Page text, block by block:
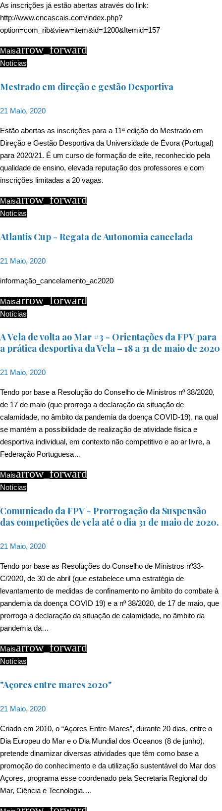
As inscrições já estão abertas através do link:
http://www.cncascais.com/index.php?
option=com_rib&view=item&id=1200&Itemid=157
Maisarrow_forward
Notícias
Mestrado em direção e gestão Desportiva
21 Maio, 2020
Estão abertas as inscrições para a 11ª edição do Mestrado em
Direção e Gestão Desportiva da Universidade de Évora (Portugal)
para 2020/21. É um curso de formação de elite, reconhecido pela
qualidade de ensino, elevada reputação dos professores e com
inscrições limitadas a 20 vagas.
Maisarrow_forward
Notícias
Atlantis Cup - Regata de Autonomia cancelada
21 Maio, 2020
informação_cancelamento_ac2020
Maisarrow_forward
Notícias
A Vela de volta ao Mar #3 - Orientações da FPV para
a prática desportiva da Vela – 18 a 31 de maio de 2020
21 Maio, 2020
Tendo por base a Resolução do Conselho de Ministros nº 38/2020,
de 17 de maio (que prorroga a declaração da situação de
calamidade, no âmbito da pandemia da doença COVID-19), na qual
se mantém a possibilidade de realização de atividade física e
desportiva individual, em contexto não competitivo e ao ar livre, a
Federação Portuguesa…
Maisarrow_forward
Notícias
Comunicado da FPV - Prorrogação da Suspensão
das competições de vela até o dia 31 de maio de 2020.
21 Maio, 2020
Tendo por base as Resoluções do Conselho de Ministros nº33-
C/2020, de 30 de abril (que estabelece uma estratégia de
levantamento de medidas de confinamento no âmbito do combate à
pandemia da doença COVID 19) e a nº 38/2020, de 17 de maio, que
prorroga a declaração da situação de calamidade, no âmbito da
pandemia da…
Maisarrow_forward
Notícias
"Açores entre mares 2020"
21 Maio, 2020
Criado em 2010, o “Açores Entre-Mares”, durante 20 dias, entre o
Dia Europeu do Mar e o Dia Mundial dos Oceanos (8 de junho),
pretende dinamizar diversas atividades que têm como base a
promoção do conhecimento e da utilização sustentável do Mar dos
Açores, programa esse coordenado pela Secretaria Regional do
Mar, Ciência e Tecnologia.…